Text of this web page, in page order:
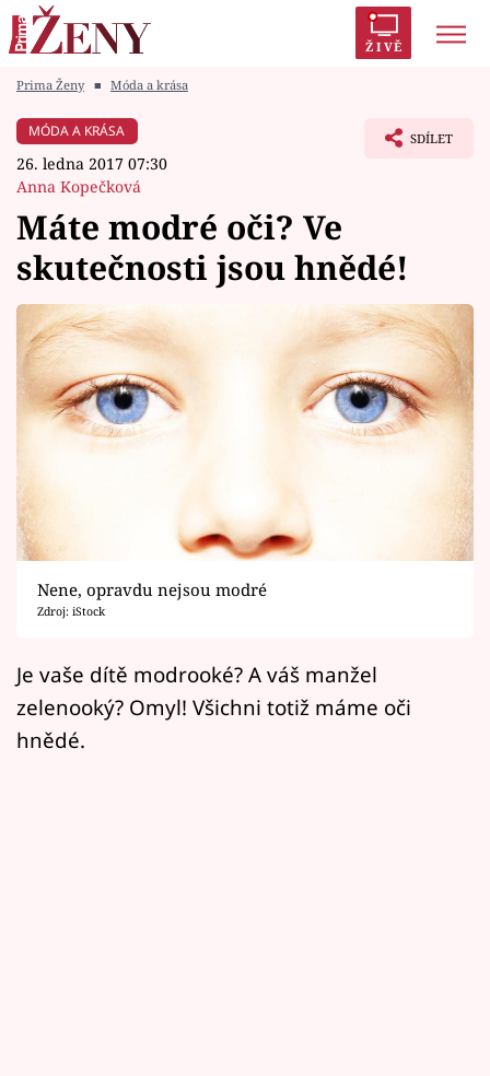
ŽIVĚ
Módní alarm
Témata
Celebrity
Vztahy
Seriály
Sledujte prima+
Filmový festival Karlovy Vary
Mámy sobě
Prima Ženy ■ Móda a krása
MÓDA A KRÁSA
26. ledna 2017 07:30
Anna Kopečková
SDÍLET
Máte modré oči? Ve
skutečnosti jsou hnědé!
Nene, opravdu nejsou modré
Zdroj: iStock
Je vaše dítě modrooké? A váš manžel
zelenooký? Omyl! Všichni totiž máme oči
hnědé.